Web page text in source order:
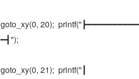
goto_xy(0, 20);
━┫");
goto_xy(0, 21);  printf("┃